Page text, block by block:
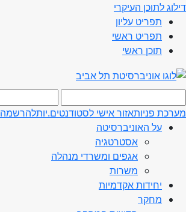
דילוג לתוכן העיקרי
תפריט עליון
תפריט ראשי
תוכן ראשי
מערכת פניותאזור אישי לסטודנטים.יותלהרשמה
על האוניברסיטה
אסטרטגיה
אגפים ומשרדי מנהלה
משרות
יחידות אקדמיות
מחקר